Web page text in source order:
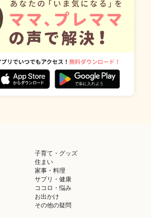
子育て・グッズ
住まい
家事・料理
サプリ・健康
ココロ・悩み
お出かけ
その他の疑問